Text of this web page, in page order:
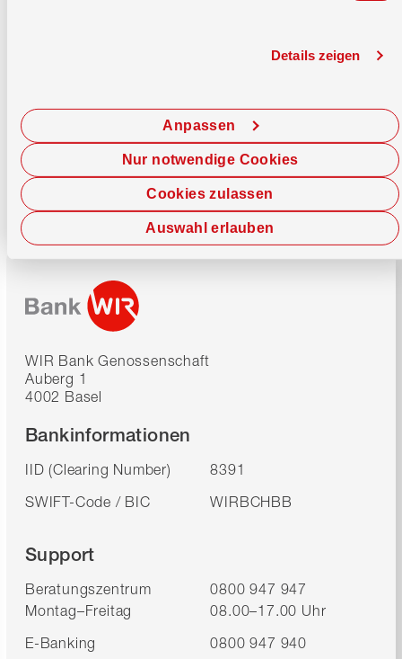
Details zeigen
Cookies zulassen
Anpassen
Auswahl erlauben
Nur notwendige Cookies
Jetzt chatten
WIR Bank Genossenschaft
Auberg 1
4002 Basel
Bankinformationen
IID (Clearing Number)
8391
SWIFT-Code / BIC
WIRBCHBB
Support
Beratungszentrum
0800 947 947
Montag–Freitag
08.00–17.00 Uhr
E-Banking
0800 947 940